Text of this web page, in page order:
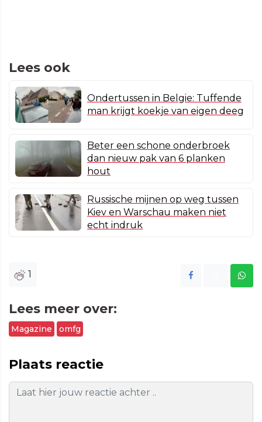
Lees ook
Ondertussen in Belgie: Tuffende
man krijgt koekje van eigen deeg
Beter een schone onderbroek
dan nieuw pak van 6 planken
hout
Russische mijnen op weg tussen
Kiev en Warschau maken niet
echt indruk
1
Lees meer over:
Magazine omfg
Plaats reactie